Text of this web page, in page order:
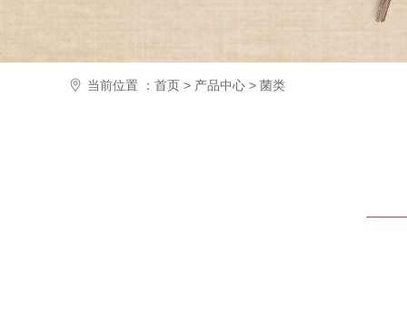
当前位置 ： 首页 > 产品中心 > 菌类